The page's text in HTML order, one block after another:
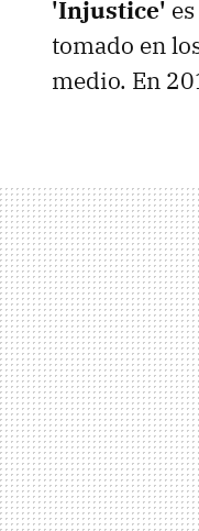
'Injustice'
tomado en
medio. En